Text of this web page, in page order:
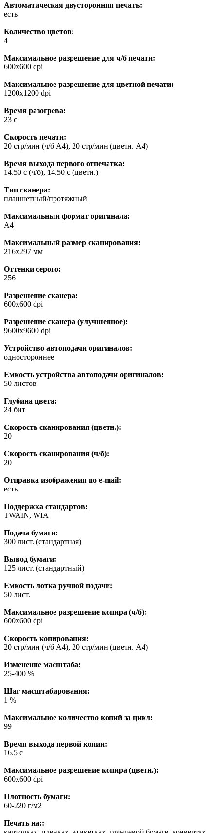
Автоматическая двусторонняя печать:
есть
Количество цветов:
4
Максимальное разрешение для ч/б печати:
600x600 dpi
Максимальное разрешение для цветной печати:
1200x1200 dpi
Время разогрева:
23 с
Скорость печати:
20 стр/мин (ч/б А4), 20 стр/мин (цветн. А4)
Время выхода первого отпечатка:
14.50 c (ч/б), 14.50 c (цветн.)
Тип сканера:
планшетный/протяжный
Максимальный формат оригинала:
A4
Максимальный размер сканирования:
216x297 мм
Оттенки серого:
256
Разрешение сканера:
600x600 dpi
Разрешение сканера (улучшенное):
9600x9600 dpi
Устройство автоподачи оригиналов:
одностороннее
Емкость устройства автоподачи оригиналов:
50 листов
Глубина цвета:
24 бит
Скорость сканирования (цветн.):
20
Скорость сканирования (ч/б):
20
Отправка изображения по e-mail:
есть
Поддержка стандартов:
TWAIN, WIA
Подача бумаги:
300 лист. (стандартная)
Вывод бумаги:
125 лист. (стандартный)
Емкость лотка ручной подачи:
50 лист.
Максимальное разрешение копира (ч/б):
600x600 dpi
Скорость копирования:
20 стр/мин (ч/б А4), 20 стр/мин (цветн. А4)
Изменение масштаба:
25-400 %
Шаг масштабирования:
1 %
Максимальное количество копий за цикл:
99
Время выхода первой копии:
16.5 с
Максимальное разрешение копира (цветн.):
600x600 dpi
Плотность бумаги:
60-220 г/м2
Печать на::